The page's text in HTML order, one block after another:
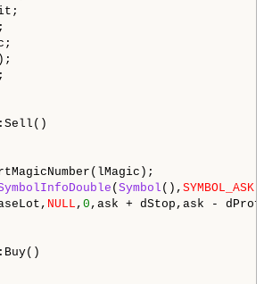
( Symbol (), SYMBOL_ASK
NULL , 0 ,ask + dStop,ask -